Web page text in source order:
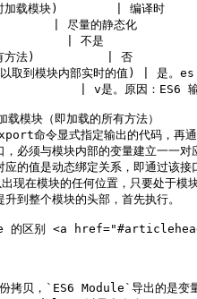
(即：何时加载模块)
| 尽量的静
| 不是
加载的所有方法)
,可以取到模块内部实时的值
| v是。原因：ES6
模块（即加载的所有方法）
命令显式指定输出的代码，再
必须与模块内部的变量建立一一对
的值是动态绑定关系，即通过该接
模块的任何位置，只要处于模块
整个模块的头部，首先执行。
的区别 <a
份拷贝，`ES6 Module`导出的是